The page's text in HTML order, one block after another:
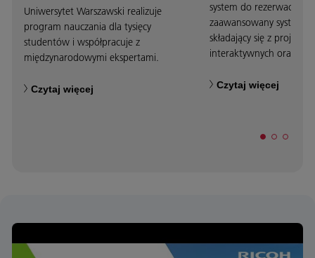
Uniwersytet Warszawski realizuje
program nauczania dla tysięcy
studentów i współpracuje z
międzynarodowymi ekspertami.
Czytaj więcej
system do rezerwacji sal
zaawansowany system
składający się z
interaktywnych oraz
Czytaj więcej